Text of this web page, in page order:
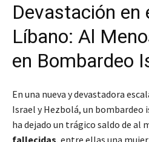
Devastación en
Líbano: Al
en Bombardeo
En una nueva y devastadora
Israel y Hezbolá, un bombardeo
ha dejado un trágico saldo de al